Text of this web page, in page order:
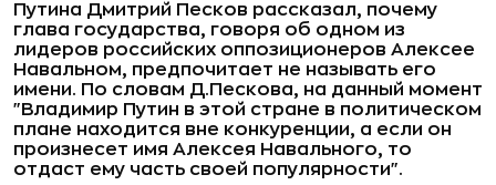
Путина Дмитрий Песков рассказал, почему
глава государства, говоря об одном из
лидеров российских оппозиционеров Алексее
Навальном, предпочитает не называть его
имени. По словам Д.Пескова, на данный момент
"Владимир Путин в этой стране в политическом
плане находится вне конкуренции, а если он
произнесет имя Алексея Навального, то
отдаст ему часть своей популярности".